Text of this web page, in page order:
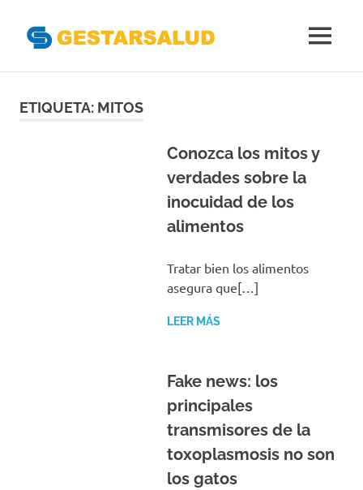
Gestoras
MENÚ
ETIQUETA: MITOS
Conozca los mitos y
verdades sobre la
inocuidad de los
alimentos
Tratar bien los alimentos
asegura que[…]
LEER MÁS
Fake news: los
principales
transmisores de la
toxoplasmosis no son
los gatos